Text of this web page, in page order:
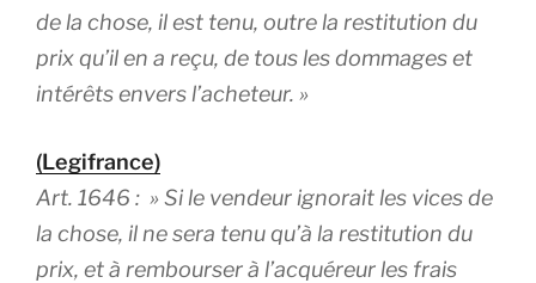
de la chose, il est tenu, outre la restitution du
prix qu’il en a reçu, de tous les dommages et
intérêts envers l’acheteur. »
(Legifrance)
Art. 1646 : » Si le vendeur ignorait les vices de
la chose, il ne sera tenu qu’à la restitution du
prix, et à rembourser à l’acquéreur les frais